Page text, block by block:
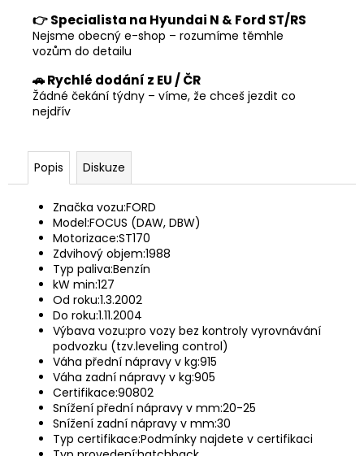
👉 Specialista na Hyundai N & Ford ST/RS
Nejsme obecný e-shop – rozumíme těmhle
vozům do detailu
🚗 Rychlé dodání z EU / ČR
Žádné čekání týdny – víme, že chceš jezdit co
nejdřív
Popis Diskuze
Značka vozu:FORD
Model:FOCUS (DAW, DBW)
Motorizace:ST170
Zdvihový objem:1988
Typ paliva:Benzín
kW min:127
Od roku:1.3.2002
Do roku:1.11.2004
Výbava vozu:pro vozy bez kontroly vyrovnávání
podvozku (tzv.leveling control)
Váha přední nápravy v kg:915
Váha zadní nápravy v kg:905
Certifikace:90802
Snížení přední nápravy v mm:20-25
Snížení zadní nápravy v mm:30
Typ certifikace:Podmínky najdete v certifikaci